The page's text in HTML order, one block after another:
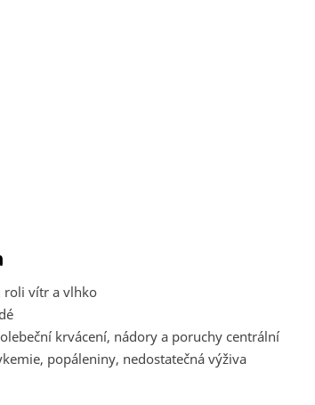
roli vítr a vlhko
krvácení, nádory a poruchy centrální
popáleniny, nedostatečná výživa